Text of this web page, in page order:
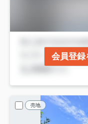
会員登録
売地